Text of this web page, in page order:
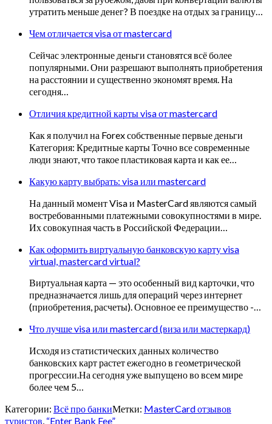
утратить меньше денег? В поездке на отдых за границу…
Чем отличается visa от mastercard
Сейчас электронные деньги становятся всё более
популярными. Они разрешают выполнять приобретения
на расстоянии и существенно экономят время. На
сегодня…
Отличия кредитной карты visa от mastercard
Как я получил на Forex собственные первые деньги
Категория: Кредитные карты Точно все современные
люди знают, что такое пластиковая карта и как ее…
Какую карту выбрать: visa или mastercard
На данный момент Visa и MasterCard являются самый
востребованными платежными совокупностями в мире.
Их совокупная часть в Российской Федерации…
Как оформить виртуальную банковскую карту visa
virtual, mastercard virtual?
Виртуальная карта — это особенный вид карточки, что
предназначается лишь для операций через интернет
(приобретения, расчеты). Основное ее преимущество -…
Что лучше visa или mastercard (виза или мастеркард)
Исходя из статистических данных количество
банковских карт растет ежегодно в геометрической
прогрессии.На сегодня уже выпущено во всем мире
более чем 5…
Категории: Всё про банкиМетки: MasterCard отзывов
туристов “Enter Bank Fee”